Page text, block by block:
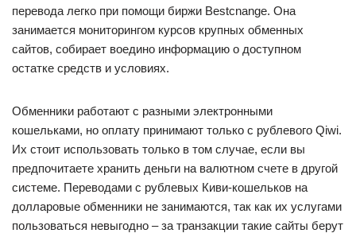
перевода легко при помощи биржи Bestcnange. Она
занимается мониторингом курсов крупных обменных
сайтов, собирает воедино информацию о доступном
остатке средств и условиях.
Обменники работают с разными электронными
кошельками, но оплату принимают только с рублевого Qiwi.
Их стоит использовать только в том случае, если вы
предпочитаете хранить деньги на валютном счете в другой
системе. Переводами с рублевых Киви-кошельков на
долларовые обменники не занимаются, так как их услугами
пользоваться невыгодно – за транзакции такие сайты берут